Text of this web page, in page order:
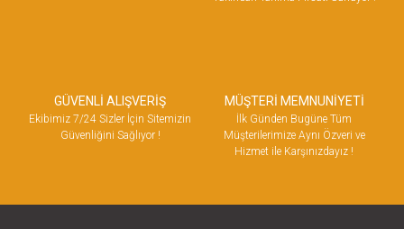
GÜVENLİ ALIŞVERİŞ
Ekibimiz 7/24 Sizler İçin Sitemizin
Güvenliğini Sağlıyor !
MÜŞTERİ MEMNUNİYETİ
İlk Günden Bugüne Tüm
Müşterilerimize Aynı Özveri ve
Hizmet ile Karşınızdayız !